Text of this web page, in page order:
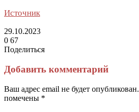
Источник
29.10.2023
0 67
Поделиться
через
электронную
почту
Добавить комментарий
Ваш адрес email не будет опубликован.
помечены *